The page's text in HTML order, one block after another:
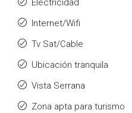
Electricidad
Internet/Wifi
Tv Sat/Cable
Ubicación tranquila
Vista Serrana
Zona apta para turismo